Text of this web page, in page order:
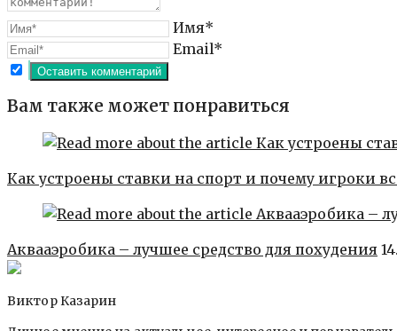
Имя*
Email*
Вам также может понравиться
Как устроены ставки на спорт и почему игроки
Аквааэробика – лучшее средство для похудения
Виктор Казарин